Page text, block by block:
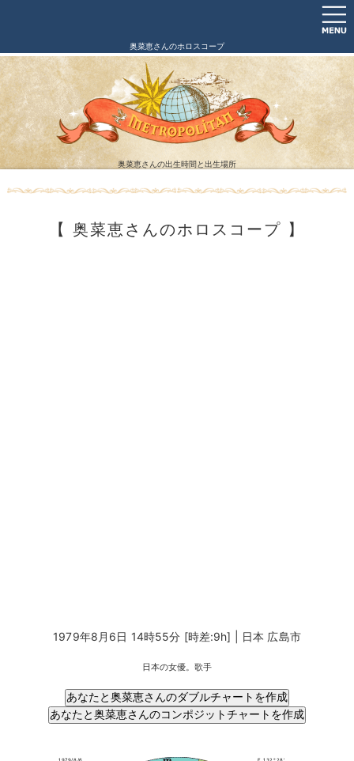
奥菜恵さんのホロスコープ
奥菜恵さんの出生時間と出生場所
【 奥菜恵さんのホロスコープ 】
1979年8月6日 14時55分 [時差:9h] | 日本 広島市
日本の女優。歌手